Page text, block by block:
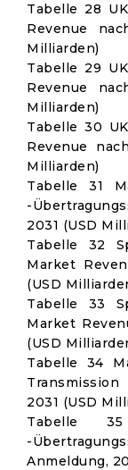
Tabelle 28
Revenue
Milliarden)
Tabelle 29
Revenue
Milliarden)
Tabelle 30
Revenue
Milliarden)
Tabelle 31
-
2031 (USD
Tabelle 32
Market
(USD
Tabelle 33
Market
(USD
Tabelle 34
2031 (USD
Tabelle
-
Anmeldung,